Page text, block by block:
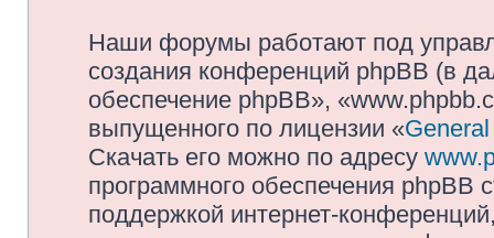
Наши форумы работают под
создания конференций phpBB (в
обеспечение phpBB»,
выпущенного по лицензии «
Скачать его можно по адресу
программного обеспечения phpBB
поддержкой интернет-